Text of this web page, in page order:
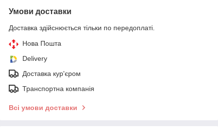
Умови доставки
Доставка здійснюється тільки по передоплаті.
Нова Пошта
Delivery
Доставка кур'єром
Транспортна компанія
Всі умови доставки